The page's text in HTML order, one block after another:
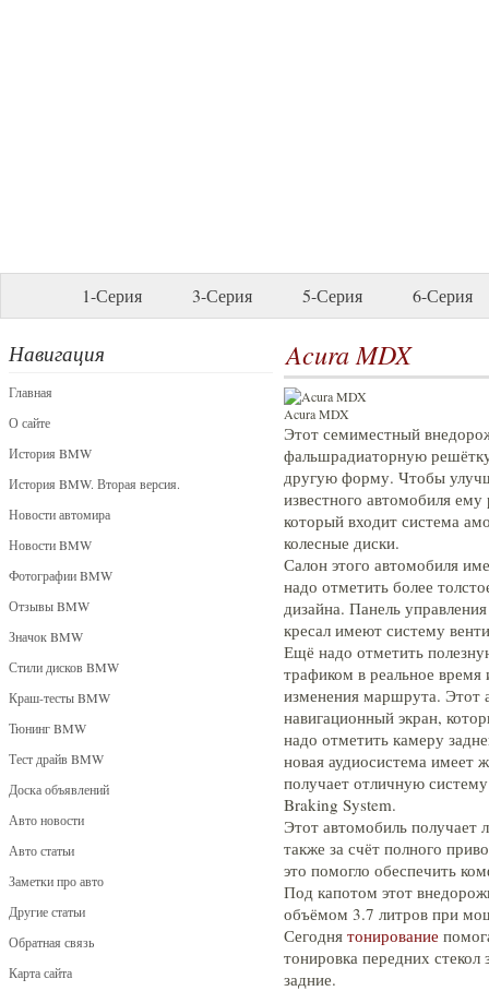
1-Серия 3-Серия 5-Серия 6-Серия
Навигация
Главная
О сайте
История BMW
История BMW. Вторая версия.
Новости автомира
Новости BMW
Фотографии BMW
Отзывы BMW
Значок BMW
Стили дисков BMW
Краш-тесты BMW
Тюнинг BMW
Тест драйв BMW
Доска объявлений
Авто новости
Авто статьи
Заметки про авто
Другие статьи
Обратная связь
Карта сайта
Acura MDX
Acura MDX
Этот семиместный
фальшрадиаторную
другую форму. Чтобы
известного автомобиля
который входит система
колесные диски.
Салон этого автомобиля
надо отметить более
дизайна. Панель
кресал имеют систему
Ещё надо отметить
трафиком в реальное
изменения маршрута. Этот
навигационный экран,
надо отметить камеру
новая аудиосистема имеет
получает отличную
Braking System.
Этот автомобиль получает
также за счёт полного
это помогло обеспечить
Под капотом этот
объёмом 3.7 литров при
Сегодня тонирование
тонировка передних
задние.